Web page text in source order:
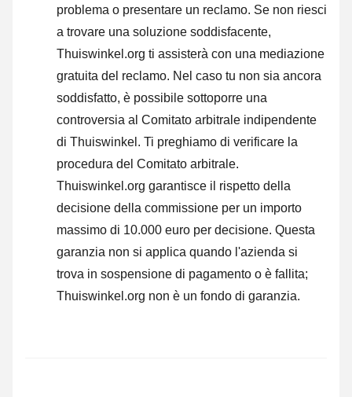
problema o presentare un reclamo. Se non riesci
a trovare una soluzione soddisfacente,
Thuiswinkel.org ti assisterà con una mediazione
gratuita del reclamo. Nel caso tu non sia ancora
soddisfatto, è possibile sottoporre una
controversia al Comitato arbitrale indipendente
di Thuiswinkel. Ti preghiamo di verificare la
procedura del Comitato arbitrale.
Thuiswinkel.org garantisce il rispetto della
decisione della commissione per un importo
massimo di 10.000 euro per decisione. Questa
garanzia non si applica quando l'azienda si
trova in sospensione di pagamento o è fallita;
Thuiswinkel.org non è un fondo di garanzia.